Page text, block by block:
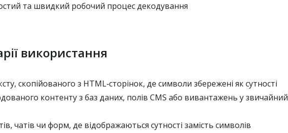
та швидкий робочий процес декодування
використання
скопійованого з HTML‑сторінок, де символи збережені як сутності
контенту з баз даних, полів CMS або вивантажень у звичайний
чатів чи форм, де відображаються сутності замість символів